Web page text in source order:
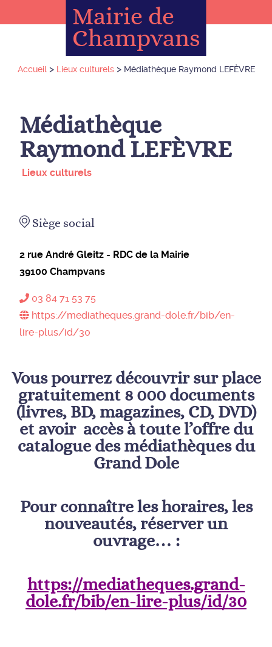
Mairie de
Champvans
Accueil> Lieux culturels> Médiathèque Raymond LEFÈVRE
Médiathèque
Raymond LEFÈVRE
Lieux culturels
Siège social
2 rue André Gleitz - RDC de la Mairie
39100 Champvans
03 84 71 53 75
https://mediatheques.grand-dole.fr/bib/en-
lire-plus/id/30
Vous pourrez découvrir sur place
gratuitement 8 000 documents
(livres, BD, magazines, CD, DVD)
et avoir accès à toute l’offre du
catalogue des médiathèques du
Grand Dole
Pour connaître les horaires, les
nouveautés, réserver un
ouvrage… :
https://mediatheques.grand-
dole.fr/bib/en-lire-plus/id/30